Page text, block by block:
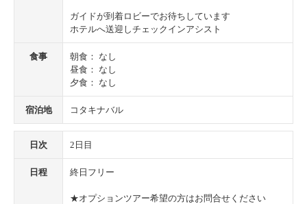
ガイドが到着ロビーでお待ちしています
ホテルへ送迎しチェックインアシスト
食事
朝食： なし
昼食： なし
夕食： なし
宿泊地 コタキナバル
日次 2日目
日程 終日フリー
★オプションツアー希望の方はお問合せください